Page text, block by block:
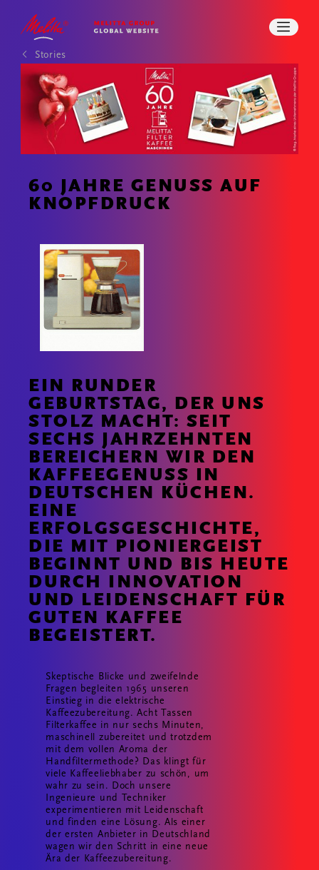
STORIES
KARRIERE
PRESSE
DOWNLOADS
KONTAKT
Stories
60 JAHRE GENUSS AUF
KNOPFDRUCK
EIN RUNDER
GEBURTSTAG, DER UNS
STOLZ MACHT: SEIT
SECHS JAHRZEHNTEN
BEREICHERN WIR DEN
KAFFEEGENUSS IN
DEUTSCHEN KÜCHEN.
EINE
ERFOLGSGESCHICHTE,
DIE MIT PIONIERGEIST
BEGINNT UND BIS HEUTE
DURCH INNOVATION
UND LEIDENSCHAFT FÜR
GUTEN KAFFEE
BEGEISTERT.
Skeptische Blicke und zweifelnde
Fragen begleiten 1965 unseren
Einstieg in die elektrische
Kaffeezubereitung. Acht Tassen
Filterkaffee in nur sechs Minuten,
maschinell zubereitet und trotzdem
mit dem vollen Aroma der
Handfiltermethode? Das klingt für
viele Kaffeeliebhaber zu schön, um
wahr zu sein. Doch unsere
Ingenieure und Techniker
experimentieren mit Leidenschaft
und finden eine Lösung. Als einer
der ersten Anbieter in Deutschland
wagen wir den Schritt in eine neue
Ära der Kaffeezubereitung.